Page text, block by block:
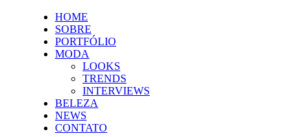
HOME
SOBRE
PORTFÓLIO
MODA
LOOKS
TRENDS
INTERVIEWS
BELEZA
NEWS
CONTATO